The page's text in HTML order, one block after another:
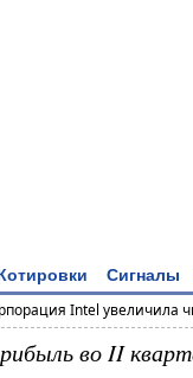
Сигналы
Intel увеличила
во II